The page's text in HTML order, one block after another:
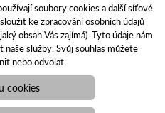
| agrics.cz © 2021
AGRI CS a. s., se sídlem
.cz
cs
soubory cookies a další síťové
ke zpracování osobních údajů
obsah Vás zajímá). Tyto údaje nám
služby. Svůj souhlas můžete
nebo odvolat.
cookies